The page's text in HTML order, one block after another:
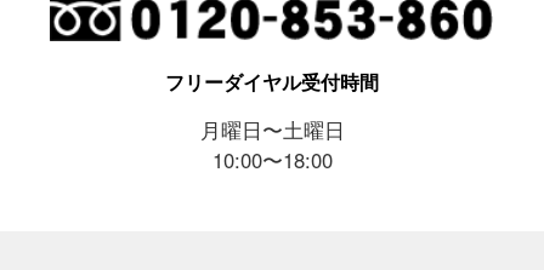
フリーダイヤル受付時間
月曜日〜土曜日
10:00〜18:00